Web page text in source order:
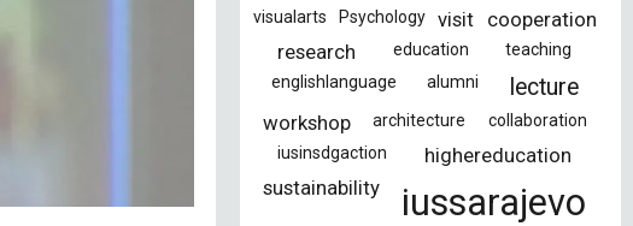
visualarts Psychology visit cooperation
research
education
teaching
englishlanguage
alumni lecture
workshop architecture
collaboration
iusinsdgaction
highereducation
sustainability
iussarajevo